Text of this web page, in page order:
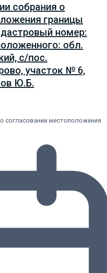
собрания о
границы
номер:
обл.
с/пос.
участок № 6,
Ю.Б.
согласовании местоположения